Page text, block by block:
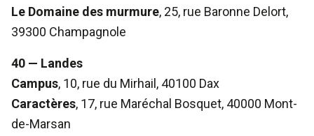
Le Domaine des murmure, 25, rue Baronne Delort,
39300 Champagnole
40 — Landes
Campus, 10, rue du Mirhail, 40100 Dax
Caractères, 17, rue Maréchal Bosquet, 40000 Mont-
de-Marsan